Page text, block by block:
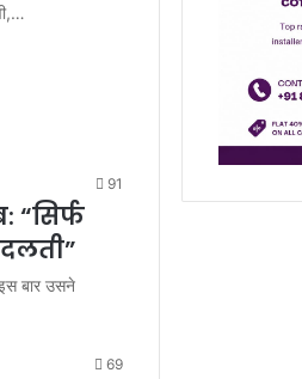
91
“सिर्फ
बार उसने
69